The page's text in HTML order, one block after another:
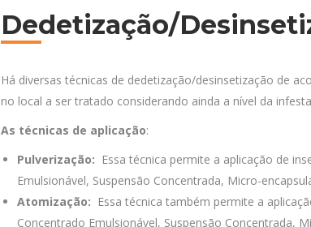
Dedetização/
Há diversas técnicas de dedetização/desinsetização de
no local a ser tratado considerando ainda a nível da
As técnicas de aplicação:
Pulverização: Essa técnica permite a aplicação de
Emulsionável, Suspensão Concentrada, Micro-
Atomização: Essa técnica também permite a
Concentrado Emulsionável, Suspensão Concentrada,